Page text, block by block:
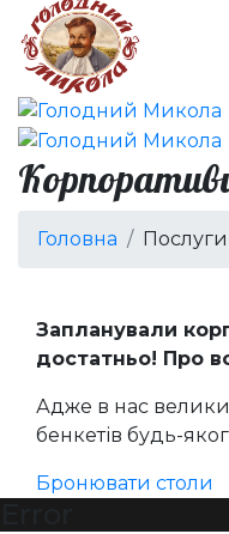
Головна Послуги
Запланували
достатньо! Про
Адже в нас
бенкетів будь-
Бронювати столи